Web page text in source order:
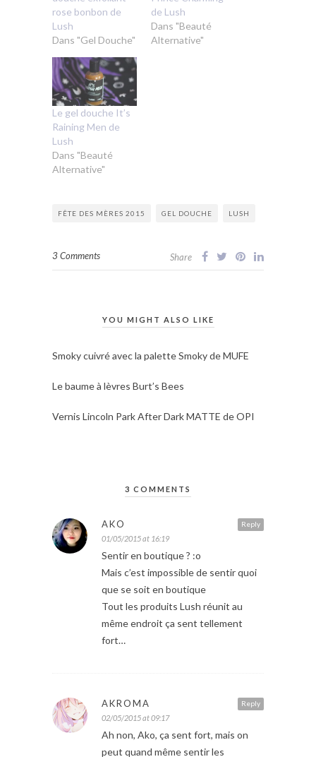
rose bonbon de
Lush
Dans "Gel Douche"
de Lush
Dans "Beauté
Alternative"
Le gel douche It’s
Raining Men de
Lush
Dans "Beauté
Alternative"
FÊTE DES MÈRES 2015 GEL DOUCHE LUSH
3 Comments Share
YOU MIGHT ALSO LIKE
Smoky cuivré avec la palette Smoky de MUFE
Le baume à lèvres Burt’s Bees
Vernis Lincoln Park After Dark MATTE de OPI
3 COMMENTS
Reply
AKO
01/05/2015 at 16:19
Sentir en boutique ? :o
Mais c’est impossible de sentir quoi
que se soit en boutique
Tout les produits Lush réunit au
même endroit ça sent tellement
fort…
Reply
AKROMA
02/05/2015 at 09:17
Ah non, Ako, ça sent fort, mais on
peut quand même sentir les